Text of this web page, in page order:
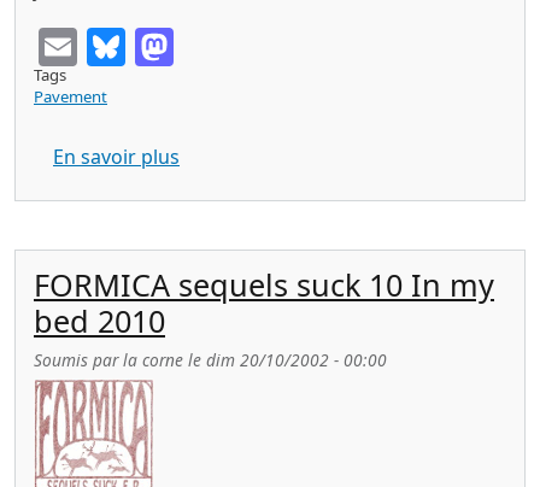
EmailBluesky
Tags
Pavement
En savoir plus
FORMICA sequels suck 10 In my
bed 2010
Soumis parla corne le dim 20/10/2002 - 00:00